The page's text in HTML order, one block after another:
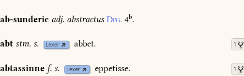
ab-sunderic adj. abstractus Dfg. 4b.
1
abt stm. s. Lexer abbet.
1
abtassinne f. s. Lexer eppetisse.